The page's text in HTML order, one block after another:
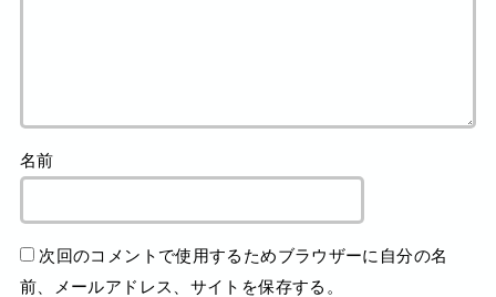
名前
次回のコメントで使用するためブラウザーに自分の名
前、メールアドレス、サイトを保存する。